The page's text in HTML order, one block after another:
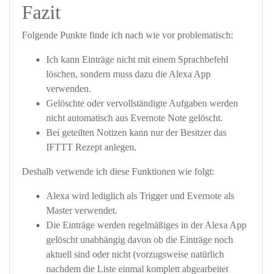
Fazit
Folgende Punkte finde ich nach wie vor problematisch:
Ich kann Einträge nicht mit einem Sprachbefehl
löschen, sondern muss dazu die Alexa App
verwenden.
Gelöschte oder vervollständigte Aufgaben werden
nicht automatisch aus Evernote Note gelöscht.
Bei geteilten Notizen kann nur der Besitzer das
IFTTT Rezept anlegen.
Deshalb verwende ich diese Funktionen wie folgt:
Alexa wird lediglich als Trigger und Evernote als
Master verwendet.
Die Einträge werden regelmäßiges in der Alexa App
gelöscht unabhängig davon ob die Einträge noch
aktuell sind oder nicht (vorzugsweise natürlich
nachdem die Liste einmal komplett abgearbeitet